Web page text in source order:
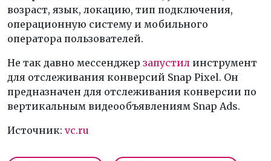
возраст, язык, локацию, тип подключения,
операционную систему и мобильного
оператора пользователей.
Не так давно мессенджер запустил инструмент
для отслеживания конверсий Snap Pixel. Он
предназначен для отслеживания конверсии по
вертикальным видеообъявлениям Snap Ads.
Источник: vc.ru